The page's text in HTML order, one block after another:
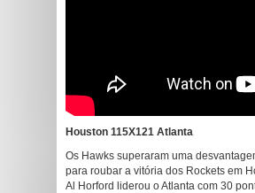
Houston 115X121 Atlanta
Os Hawks superaram uma
para roubar a vitória dos Rockets em
Al Horford liderou o Atlanta com 30